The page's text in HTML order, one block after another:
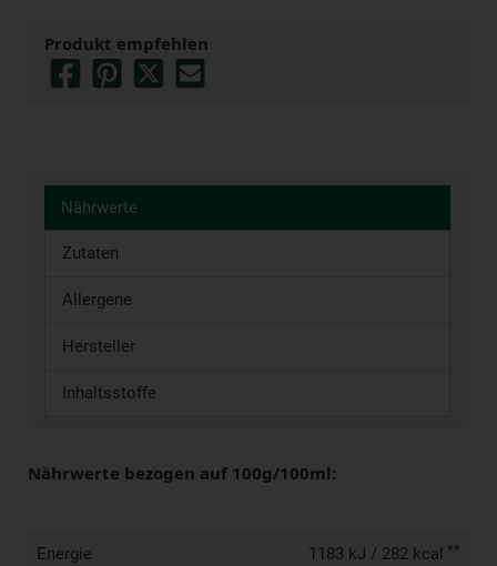
Produkt empfehlen
Nährwerte
Zutaten
Allergene
Hersteller
Inhaltsstoffe
Nährwerte bezogen auf 100g/100ml:
Energie 1183 kJ / 282 kcal **